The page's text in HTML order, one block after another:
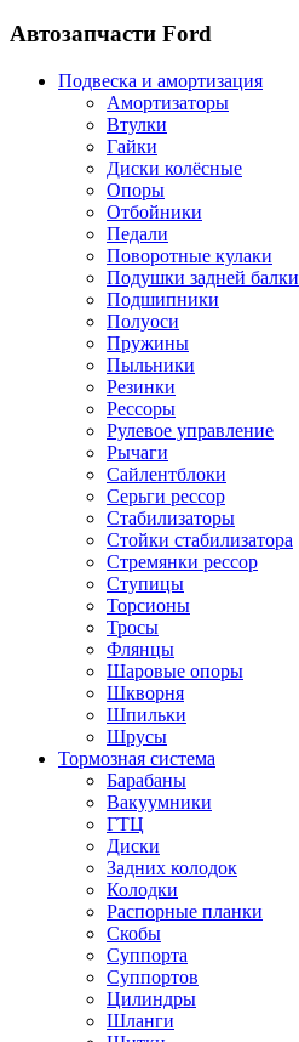
Автозапчасти Ford
Подвеска и амортизация
Амортизаторы
Втулки
Гайки
Диски колёсные
Опоры
Отбойники
Педали
Поворотные кулаки
Подушки задней балки
Подшипники
Полуоси
Пружины
Пыльники
Резинки
Рессоры
Рулевое управление
Рычаги
Сайлентблоки
Серьги рессор
Стабилизаторы
Стойки стабилизатора
Стремянки рессор
Ступицы
Торсионы
Тросы
Флянцы
Шаровые опоры
Шкворня
Шпильки
Шрусы
Тормозная система
Барабаны
Вакуумники
ГТЦ
Диски
Задних колодок
Колодки
Распорные планки
Скобы
Суппорта
Суппортов
Цилиндры
Шланги